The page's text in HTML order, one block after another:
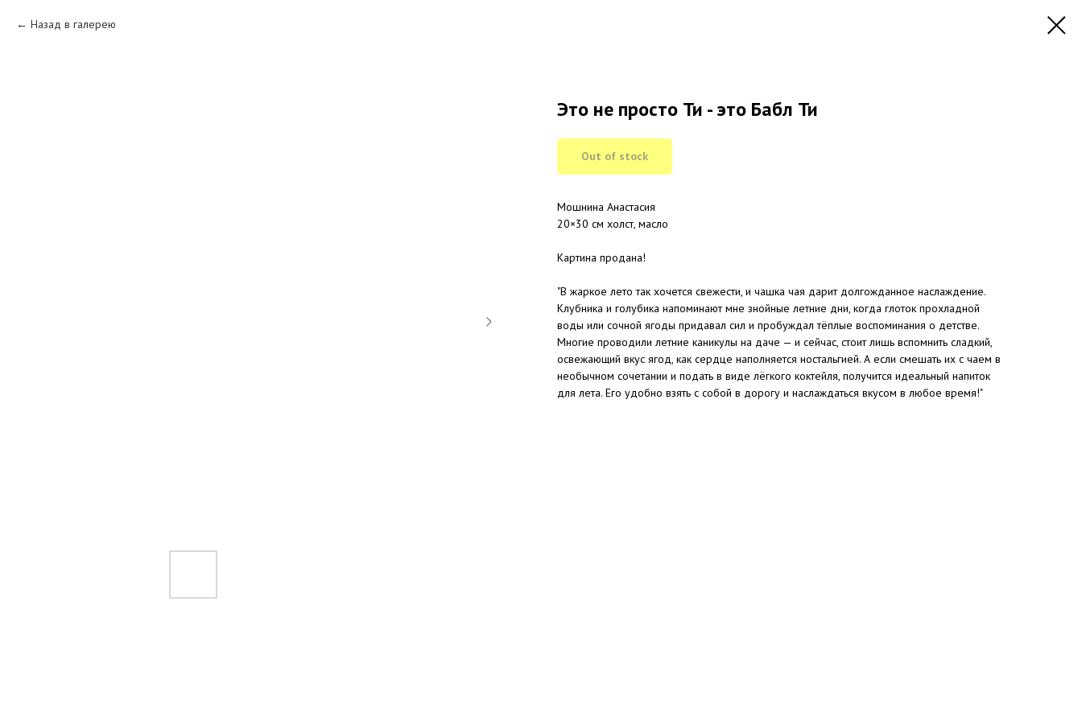
Назад в галерею
Это не просто Ти - это Бабл Ти
Out of stock
Мошнина Анастасия
20×30 см холст, масло
Картина продана!
"В жаркое лето так хочется свежести, и чашка чая дарит долгожданное наслаждение.
Клубника и голубика напоминают мне знойные летние дни, когда глоток прохладной
воды или сочной ягоды придавал сил и пробуждал тёплые воспоминания о детстве.
Многие проводили летние каникулы на даче — и сейчас, стоит лишь вспомнить сладкий,
освежающий вкус ягод, как сердце наполняется ностальгией. А если смешать их с чаем в
необычном сочетании и подать в виде лёгкого коктейля, получится идеальный напиток
для лета. Его удобно взять с собой в дорогу и наслаждаться вкусом в любое время!"